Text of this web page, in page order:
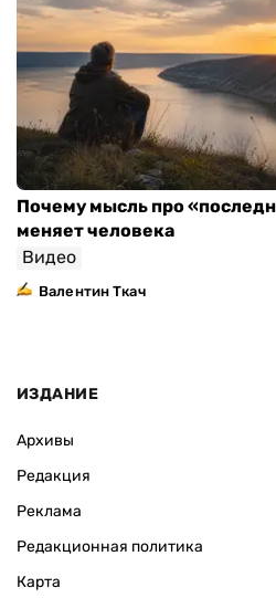
Почему мысль про
меняет человека
Видео
Валентин Ткач
ИЗДАНИЕ
Архивы
Редакция
Реклама
Редакционная политика
Карта